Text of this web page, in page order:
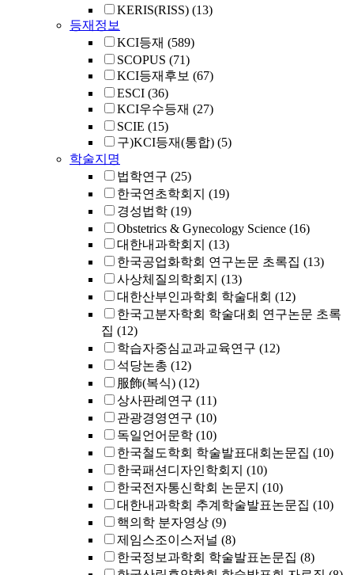
KERIS(RISS) (13)
등재정보
KCI등재 (589)
SCOPUS (71)
KCI등재후보 (67)
ESCI (36)
KCI우수등재 (27)
SCIE (15)
구)KCI등재(통합) (5)
학술지명
법학연구 (25)
한국연초학회지 (19)
경성법학 (19)
Obstetrics & Gynecology Science (16)
대한내과학회지 (13)
한국공업화학회 연구논문 초록집 (13)
사상체질의학회지 (13)
대한산부인과학회 학술대회 (12)
한국고분자학회 학술대회 연구논문 초록
집 (12)
학습자중심교과교육연구 (12)
석당논총 (12)
服飾(복식) (12)
상사판례연구 (11)
관광경영연구 (10)
독일언어문학 (10)
한국철도학회 학술발표대회논문집 (10)
한국패션디자인학회지 (10)
한국전자통신학회 논문지 (10)
대한내과학회 추계학술발표논문집 (10)
핵의학 분자영상 (9)
제임스조이스저널 (8)
한국정보과학회 학술발표논문집 (8)